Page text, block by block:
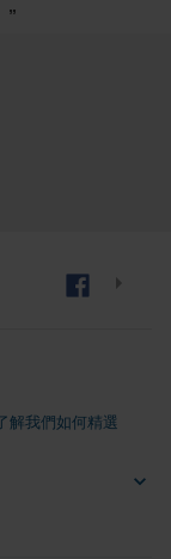
”
了解我們如何精選